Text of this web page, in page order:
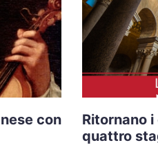
con
Ritornano
quattro